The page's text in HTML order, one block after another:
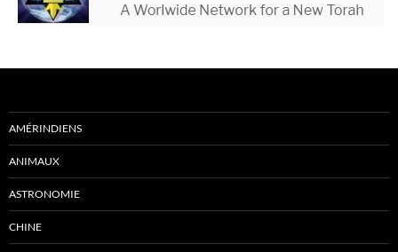
AMÉRINDIENS
ANIMAUX
ASTRONOMIE
CHINE